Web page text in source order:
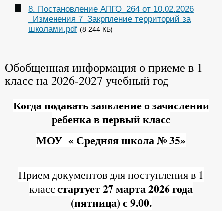
8. Постановление АПГО_264 от 10.02.2026
_Изменения 7_Закрпление территорий за
школами.pdf (8 244 КБ)
Обобщенная информация о приеме в 1
класс на 2026-2027 учебный год
Когда подавать заявление о зачислении
ребенка в первый класс
МОУ « Средняя школа № 35»
Прием документов для поступления в 1
класс стартует 27 марта 2026 года
(пятница) с 9.00.